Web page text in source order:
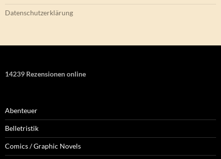
Datenschutzerklärung
14239 Rezensionen online
Abenteuer
Belletristik
Comics / Graphic Novels